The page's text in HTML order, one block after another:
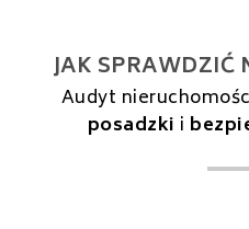
JAK SPRAWDZIĆ
Audyt
posadzki i